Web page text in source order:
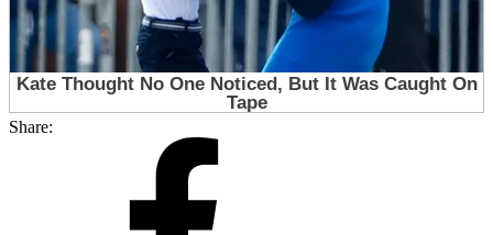
Share: